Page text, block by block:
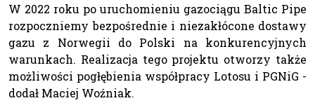
W 2022 roku po uruchomieniu gazociągu Baltic Pipe
rozpoczniemy bezpośrednie i niezakłócone dostawy
gazu z Norwegii do Polski na konkurencyjnych
warunkach. Realizacja tego projektu otworzy także
możliwości pogłębienia współpracy Lotosu i PGNiG -
dodał Maciej Woźniak.